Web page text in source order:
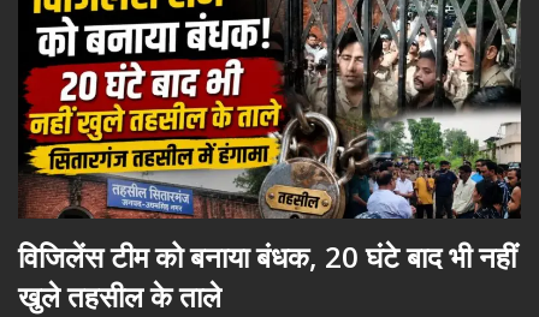
विजिलेंस टीम को बनाया बंधक, 20 घंटे बाद भी नहीं
खुले तहसील के ताले